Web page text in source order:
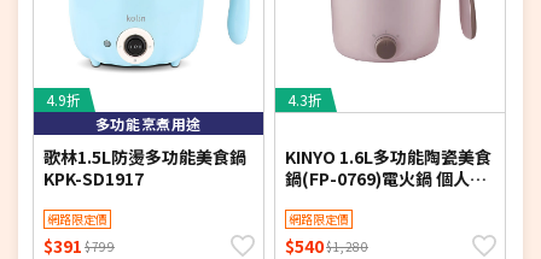
4.9折
多功能烹煮用途
歌林1.5L防燙多功能美食鍋
KPK-SD1917
網路限定價
$391 $799
4.3折
KINYO 1.6L多功能陶瓷美食
鍋(FP-0769)電火鍋 個人鍋
網路限定價
$540$1,280